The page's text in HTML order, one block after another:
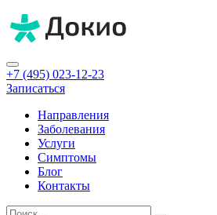
+7 (495) 023-12-23
Записаться
Направления
Заболевания
Услуги
Симптомы
Блог
Контакты